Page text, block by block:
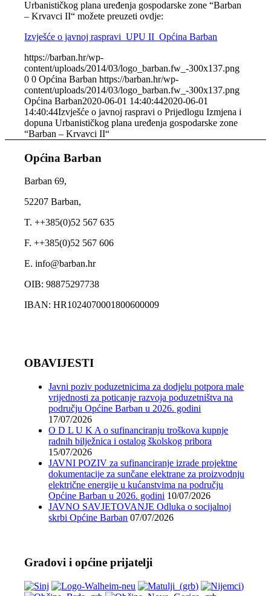
Urbanističkog plana uređenja gospodarske zone “Barban
– Krvavci II“ možete preuzeti ovdje:
Izvješće o javnoj raspravi_UPU II_Općina Barban
https://barban.hr/wp-
content/uploads/2014/03/logo_barban.fw_-300x137.png
0 0 Općina Barban https://barban.hr/wp-
content/uploads/2014/03/logo_barban.fw_-300x137.png
Općina Barban2020-06-01 14:40:442020-06-01
14:40:44Izvješće o javnoj raspravi o Prijedlogu Izmjena i
dopuna Urbanističkog plana uređenja gospodarske zone
“Barban – Krvavci II“
Općina Barban
Barban 69,
52207 Barban,
T. ++385(0)52 567 635
F. ++385(0)52 567 606
E. info@barban.hr
OIB: 98875297738
IBAN: HR1024070001800600009
OBAVIJESTI
Javni poziv poduzetnicima za dodjelu potpora male
vrijednosti za poticanje razvoja poduzetništva na
području Općine Barban u 2026. godini
17/07/2026
O D L U K A o sufinanciranju troškova kupnje
radnih bilježnica i ostalog školskog pribora
15/07/2026
JAVNI POZIV za sufinanciranje izrade projektne
dokumentacije za sunčane elektrane za proizvodnju
električne energije u kućanstvima na području
Općine Barban u 2026. godini 10/07/2026
JAVNO SAVJETOVANJE Odluka o socijalnoj
skrbi Općine Barban 07/07/2026
Gradovi i općine prijatelji